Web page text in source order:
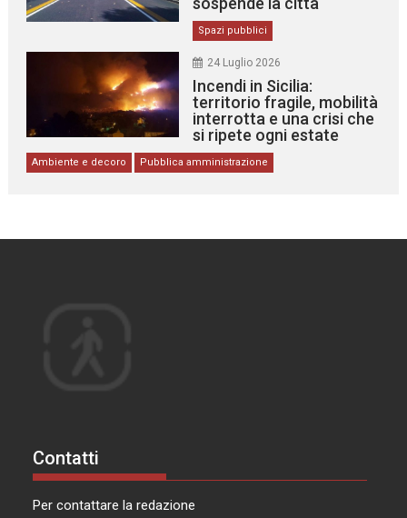
Spazi pubblici
24 Luglio 2026
Incendi in Sicilia:
territorio fragile, mobilità
interrotta e una crisi che
si ripete ogni estate
Ambiente e decoro Pubblica amministrazione
Contatti
Per contattare la redazione